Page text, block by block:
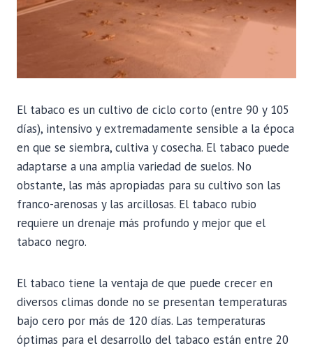
El tabaco es un cultivo de ciclo corto (entre 90 y 105
días), intensivo y extremadamente sensible a la época
en que se siembra, cultiva y cosecha. El tabaco puede
adaptarse a una amplia variedad de suelos. No
obstante, las más apropiadas para su cultivo son las
franco-arenosas y las arcillosas. El tabaco rubio
requiere un drenaje más profundo y mejor que el
tabaco negro.
El tabaco tiene la ventaja de que puede crecer en
diversos climas donde no se presentan temperaturas
bajo cero por más de 120 días. Las temperaturas
óptimas para el desarrollo del tabaco están entre 20